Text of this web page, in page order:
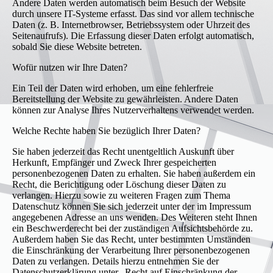
Andere Daten werden automatisch beim Besuch der Website
durch unsere IT-Systeme erfasst. Das sind vor allem technische
Daten (z. B. Internetbrowser, Betriebssystem oder Uhrzeit des
Seitenaufrufs). Die Erfassung dieser Daten erfolgt automatisch,
sobald Sie diese Website betreten.
Wofür nutzen wir Ihre Daten?
Ein Teil der Daten wird erhoben, um eine fehlerfreie
Bereitstellung der Website zu gewährleisten. Andere Daten
können zur Analyse Ihres Nutzerverhaltens verwendet werden.
Welche Rechte haben Sie bezüglich Ihrer Daten?
Sie haben jederzeit das Recht unentgeltlich Auskunft über
Herkunft, Empfänger und Zweck Ihrer gespeicherten
personenbezogenen Daten zu erhalten. Sie haben außerdem ein
Recht, die Berichtigung oder Löschung dieser Daten zu
verlangen. Hierzu sowie zu weiteren Fragen zum Thema
Datenschutz können Sie sich jederzeit unter der im Impressum
angegebenen Adresse an uns wenden. Des Weiteren steht Ihnen
ein Beschwerderecht bei der zuständigen Aufsichtsbehörde zu.
Außerdem haben Sie das Recht, unter bestimmten Umständen
die Einschränkung der Verarbeitung Ihrer personenbezogenen
Daten zu verlangen. Details hierzu entnehmen Sie der